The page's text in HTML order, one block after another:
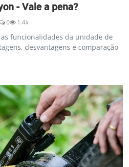
- Vale a pena?
0 1.4k
funcionalidades da unidade de
desvantagens e comparação